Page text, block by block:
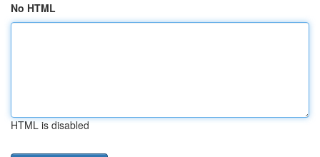
No HTML
HTML is disabled